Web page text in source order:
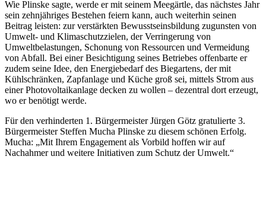
Wie Plinske sagte, werde er mit seinem Meegärtle, das nächstes Jahr
sein zehnjähriges Bestehen feiern kann, auch weiterhin seinen
Beitrag leisten: zur verstärkten Bewusstseinsbildung zugunsten von
Umwelt- und Klimaschutzzielen, der Verringerung von
Umweltbelastungen, Schonung von Ressourcen und Vermeidung
von Abfall. Bei einer Besichtigung seines Betriebes offenbarte er
zudem seine Idee, den Energiebedarf des Biegartens, der mit
Kühlschränken, Zapfanlage und Küche groß sei, mittels Strom aus
einer Photovoltaikanlage decken zu wollen – dezentral dort erzeugt,
wo er benötigt werde.
Für den verhinderten 1. Bürgermeister Jürgen Götz gratulierte 3.
Bürgermeister Steffen Mucha Plinske zu diesem schönen Erfolg.
Mucha: „Mit Ihrem Engagement als Vorbild hoffen wir auf
Nachahmer und weitere Initiativen zum Schutz der Umwelt.“